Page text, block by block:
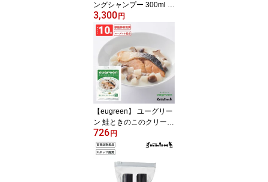
ングシャンプー 300ml 翌
日出荷 オールインワン
犬 犬用 猫 猫用 ケア 洗浄
ペット セルフ ウォッシ
ュ ドッグ キャット コン
ディショナー ふわふわ
サラサラ 保湿 消臭 トリ
マー トリミング パピー
シニア
3,300 円
【eugreen】 ユーグリー
ン 鮭ときのこのクリーム
煮 100g 翌日出荷 ［ハロ
ードッグ公式］ 獣医師会
推奨 ユーグレナ配合 ド
ッグフード ウェットフー
ド 国産 レトルト 日本製
726 円